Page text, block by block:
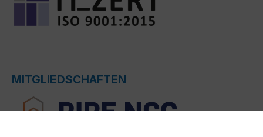
MITGLIEDSCHAFTEN